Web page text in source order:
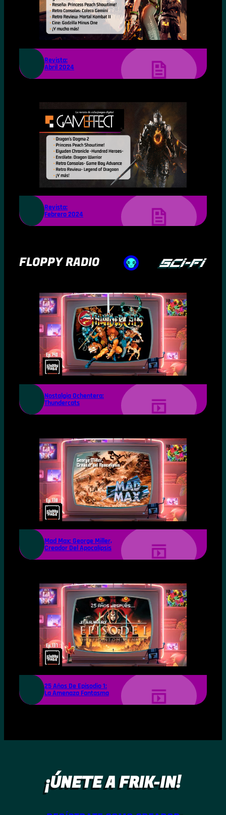
Revista:
Abril 2024
Revista:
Febrero 2024
FLOPPY RADIO
Nostalgia Ochentera:
Thundercats
Mad Max: George Miller,
Creador Del Apocalípsis
25 Años De Episodio 1:
La Amenaza Fantasma
¡ÚNETE A FRIK-IN!